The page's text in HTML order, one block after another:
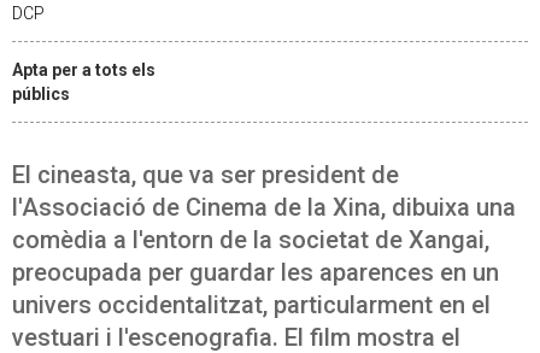
DCP
Apta per a tots els
públics
El cineasta, que va ser president de
l'Associació de Cinema de la Xina, dibuixa una
comèdia a l'entorn de la societat de Xangai,
preocupada per guardar les aparences en un
univers occidentalitzat, particularment en el
vestuari i l'escenografia. El film mostra el